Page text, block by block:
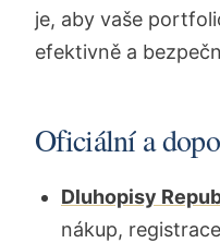
je, aby vaše
efektivně a
Oficiální a
Dluhopisy
nákup,